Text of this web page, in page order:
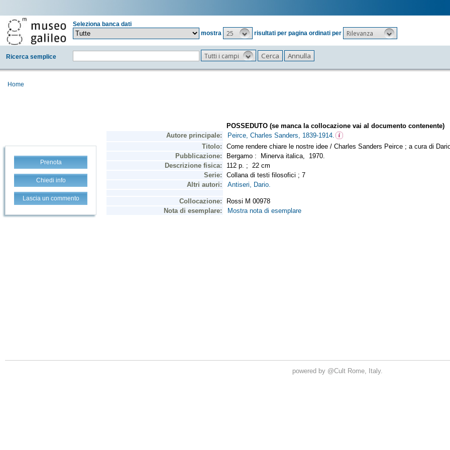
Seleziona banca dati
mostra
25 risultati per pagina ordinati per Rilevanza
Ricerca semplice Tutti i campi
Home
Prenota
Chiedi info
Lascia un commento
powered by @Cult Rome, Italy.